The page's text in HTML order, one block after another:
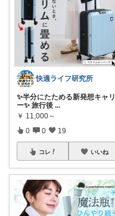
快適ライフ研究所
✨半分にたためる新発想キャリ
ー✨ 旅行後 ...
￥ 11,000～
0 0 19
コレ いいね